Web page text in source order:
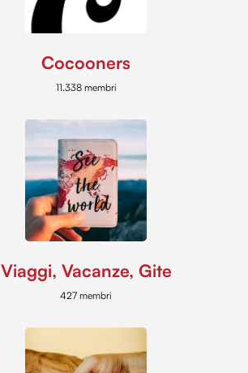
Cocooners
11.338 membri
Viaggi, Vacanze, Gite
427 membri